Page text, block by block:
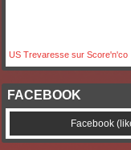
US Trevaresse sur Score'n'co
FACEBOOK
Facebook